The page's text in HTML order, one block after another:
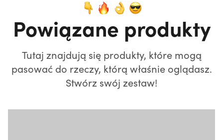
Powiązane produkty
Tutaj znajdują się produkty, które mogą
pasować do rzeczy, którą właśnie oglądasz.
Stwórz swój zestaw!